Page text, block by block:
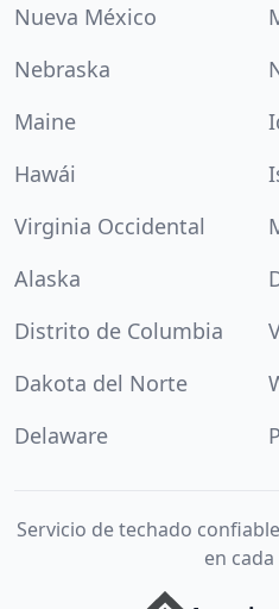
Nueva México
Nebraska
Maine
Hawái
Virginia Occidental
Alaska
Distrito de Columbia
Dakota del Norte
Delaware
Servicio de techado
en